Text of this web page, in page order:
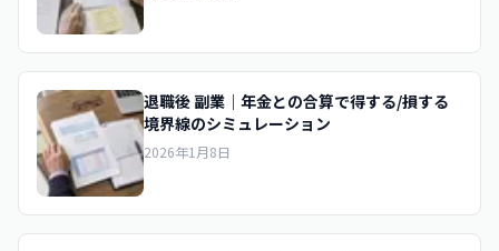
退職後 副業｜年金との合算で得する/損する
境界線のシミュレーション
2026年1月8日